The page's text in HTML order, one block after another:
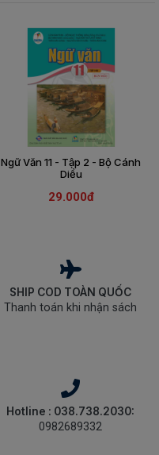
Ngữ Văn 11 - Tập 2 - Bộ Cánh
Diều
29.000đ
SHIP COD TOÀN QUỐC
Thanh toán khi nhận sách
Hotline : 038.738.2030:
0982689332